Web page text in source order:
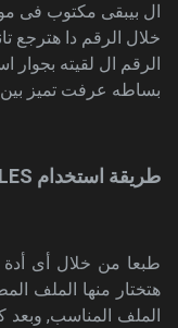
ال بيبقى مكتوب فى
خلال الرقم دا هترجع
الرقم ال لقيته بجوار
بساطه عرفت تميز بين
طريقة استخدام PROG FILES
هتختار منها الملف
الملف المناسب, وبعد